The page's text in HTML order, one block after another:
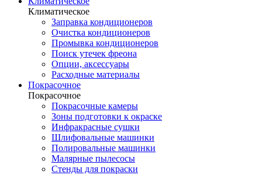
Климатическое
Заправка кондиционеров
Очистка кондиционеров
Промывка кондиционеров
Поиск утечек фреона
Опции, аксессуары
Расходные материалы
Покрасочное
Покрасочное
Покрасочные камеры
Зоны подготовки к окраске
Инфракрасные сушки
Шлифовальные машинки
Полировальные машинки
Малярные пылесосы
Стенды для покраски